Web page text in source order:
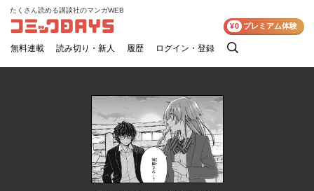
コミックDAYS
たくさん読める講談社のマンガWEB
無料連載 読み切り・新人 履歴 ログイン・登録
検
¥0 プレミアム体験